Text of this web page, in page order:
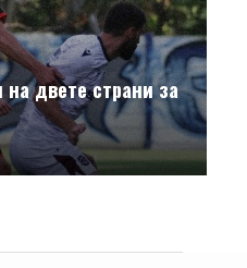
двете страни за